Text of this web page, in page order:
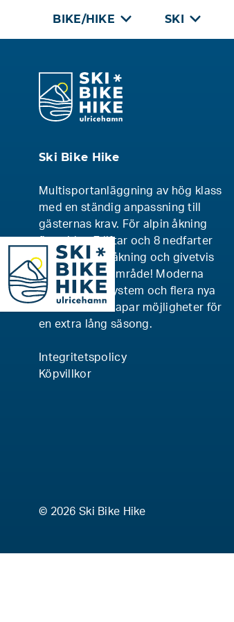
content
BIKE/HIKE SKI
SkiBikeHike Ulricehamn
Ski Bike Hike
Multisportanläggning av hög klass
med en ständig anpassning till
gästernas krav. För alpin åkning
finns idag 7 liftar och 8 nedfarter
med varierad åkning och givetvis
finns ett parkområde! Moderna
effektiva snösystem och flera nya
snökanoner skapar möjligheter för
en extra lång säsong.
Integritetspolicy
Köpvillkor
© 2026 Ski Bike Hike